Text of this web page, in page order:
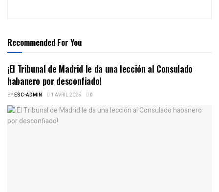
Recommended For You
¡El Tribunal de Madrid le da una lección al Consulado
habanero por desconfiado!
BYESC-ADMIN 1 AVRIL 2025 0